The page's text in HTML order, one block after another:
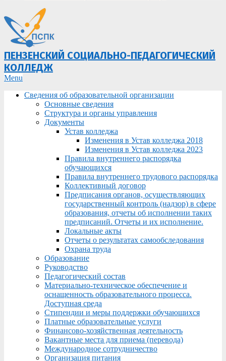
ПЕНЗЕНСКИЙ СОЦИАЛЬНО-ПЕДАГОГИЧЕСКИЙ
КОЛЛЕДЖ
Primary
Menu
Menu
Сведения об образовательной организации
Основные сведения
Структура и органы управления
Документы
Устав колледжа
Изменения в Устав колледжа 2018
Изменения в Устав колледжа 2023
Правила внутреннего распорядка
обучающихся
Правила внутреннего трудового распорядка
Коллективный договор
Предписания органов, осуществляющих
государственный контроль (надзор) в сфере
образования, отчеты об исполнении таких
предписаний. Отчеты и их исполнение.
Локальные акты
Отчеты о результатах самообследования
Охрана труда
Образование
Руководство
Педагогический состав
Материально-техническое обеспечение и
оснащенность образовательного процесса.
Доступная среда
Стипендии и меры поддержки обучающихся
Платные образовательные услуги
Финансово-хозяйственная деятельность
Вакантные места для приема (перевода)
Международное сотрудничество
Организация питания